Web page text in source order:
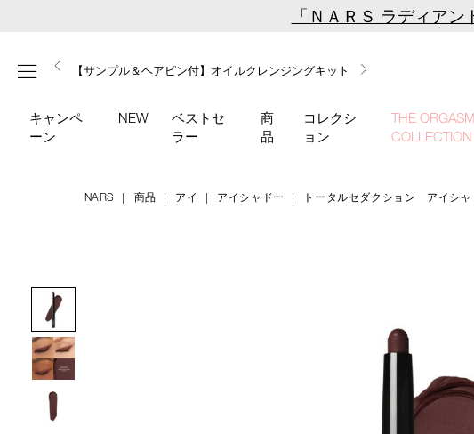
content
「ＮＡＲＳ ラディア
メニュー
【ミニパフプレゼント】新リキッドブラッシュご購入でプ
レゼント
【はじめての購入はこちらから】新リキッドブラッシュス
ターターキット
【サンプル＆ヘアピン付】オイルクレンジングキット
【ギフトショッパープレゼント】カラーアイテムをあの人
へのプレゼントに
【ポーチ＆ブラッシュプレゼント】ORGASM CAMPAIGN
キャンペ
ーン
NEW
ベストセ
ラー
商
品
コレクシ
ョン
THE ORGASM
COLLECTION
NARS 商品 アイ アイシャドー トータルセダクション アイシャ
eyeshadow-
03748/4535683221146.html
H29101